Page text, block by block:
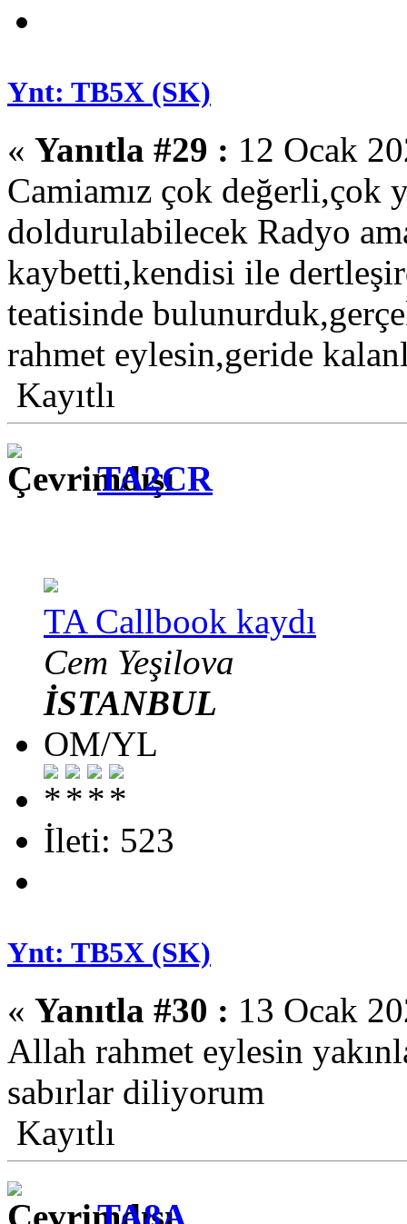
Ynt: TB5X (SK)
« Yanıtla #29 : 12 Ocak
Camiamız çok değerli,çok
doldurulabilecek Radyo
kaybetti,kendisi ile
teatisinde
rahmet eylesin,geride
Kayıtlı
TA2CR
TA Callbook kaydı
Cem Yeşilova
İSTANBUL
OM/YL
İleti: 523
Ynt: TB5X (SK)
« Yanıtla #30 : 13 Ocak
Allah rahmet eylesin
sabırlar diliyorum
Kayıtlı